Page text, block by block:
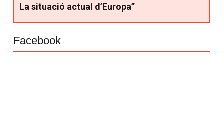
La situació actual d’Europa”
Facebook